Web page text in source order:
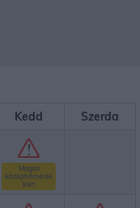
Kedd Szerda
Magas
középhőmérsé
klet